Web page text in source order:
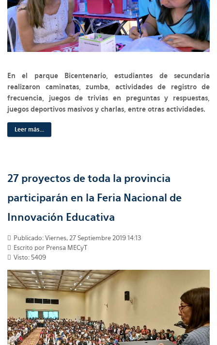
En el parque Bicentenario, estudiantes de secundaria
realizaron caminatas, zumba, actividades de registro de
frecuencia, juegos de trivias en preguntas y respuestas,
juegos deportivos masivos y charlas, entre otras actividades.
Leer más...
27 proyectos de toda la provincia
participarán en la Feria Nacional de
Innovación Educativa
Publicado: Viernes, 27 Septiembre 2019 14:13
Escrito por Prensa MECyT
Visto: 5409